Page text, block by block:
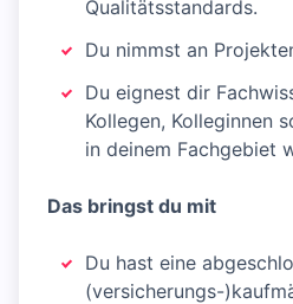
Qualitätsstandards.
Du nimmst an
Du eignest dir
Kollegen, Kolleginnen
in deinem Fachgebiet
Das bringst du mit
Du hast eine
(versicherungs-